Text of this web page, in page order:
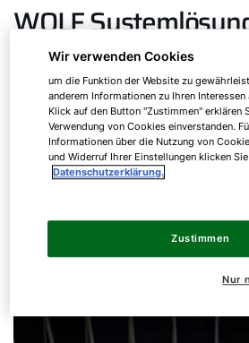
WOLF
Anwendungsfälle
Von der individuellen
Klinikbereich über
integrierter Wärmepumpe bis zu
für ATEX Anwendungen: Hier
Wir verwenden Cookies
um die Funktion der Website zu
anderem Informationen zu Ihren
Klick auf den Button "Zustimmen" erklären
Verwendung von Cookies einverstanden.
Informationen über die Nutzung von
und Widerruf Ihrer Einstellungen klicken
Datenschutzerklärung.
Nur
Zustimmen